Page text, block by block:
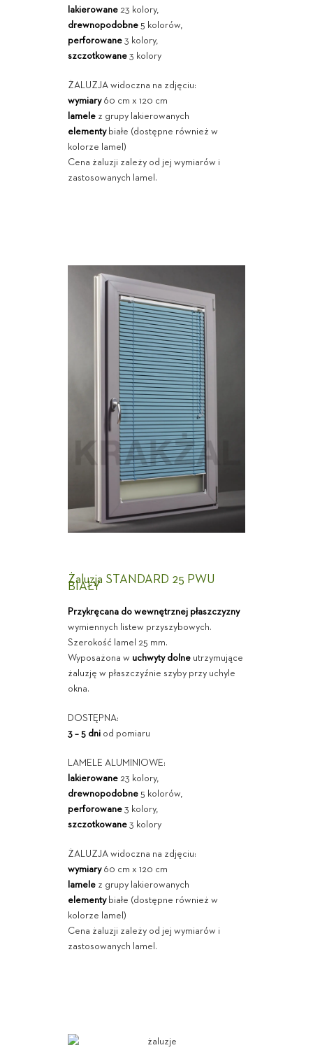
lakierowane23 kolory,
drewnopodobne5 kolorów,
perforowane3 kolory,
szczotkowane3 kolory
ŻALUZJA widoczna na zdjęciu:
wymiary60 cm x 120 cm
lamelez grupy lakierowanych
elementybiałe (dostępne również w
kolorze lamel)
Cena żaluzji zależy od jej wymiarów i
zastosowanych lamel.
Żaluzja STANDARD 25 PWU
BIAŁY
Przykręcana do wewnętrznej płaszczyzny
wymiennych listew przyszybowych.
Szerokość lamel 25 mm.
Wyposażona w uchwyty dolneutrzymujące
żaluzję w płaszczyźnie szyby przy uchyle
okna.
DOSTĘPNA:
3 – 5 dniod pomiaru
LAMELE ALUMINIOWE:
lakierowane23 kolory,
drewnopodobne5 kolorów,
perforowane3 kolory,
szczotkowane3 kolory
ŻALUZJA widoczna na zdjęciu:
wymiary60 cm x 120 cm
lamelez grupy lakierowanych
elementybiałe (dostępne również w
kolorze lamel)
Cena żaluzji zależy od jej wymiarów i
zastosowanych lamel.